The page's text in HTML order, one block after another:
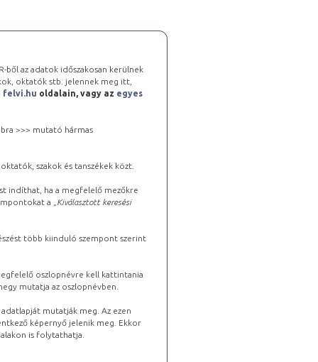
ből az adatok időszakosan kerülnek
oktatók stb. jelennek meg itt,
felvi.hu oldalain, vagy az egyes
>>> mutató hármas
szakok és tanszékek közt.
indíthat, ha a megfelelő mezőkre
a „ Kiválasztott keresési
több kiinduló szempont szerint
oszlopnévre kell kattintania
mutatja az oszlopnévben.
mutatják meg. Az ezen
képernyő jelenik meg. Ekkor
is folytathatja.